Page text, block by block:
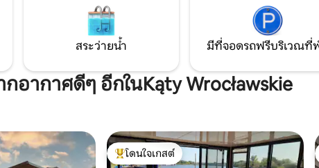
องถึงและร่มรื่น
สงบ ห้องครัวขนาด
ำ
ในโปแลนด์
สระว่ายน้ำ มีที่จอดรถฟรีบริเวณที่
อากาศดีๆ อีกในKąty Wrocławskie
โดนใจเกสต์ที่สุด
โดนใจเกสต์